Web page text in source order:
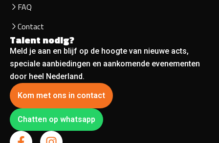
FAQ
Contact
Talent nodig?
Meld je aan en blijf op de hoogte van nieuwe acts,
speciale aanbiedingen en aankomende evenementen
door heel Nederland.
Kom met ons in contact
Chatten op whatsapp